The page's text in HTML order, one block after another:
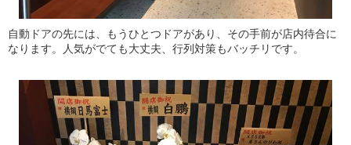
自動ドアの先には、もうひとつドアがあり、その手前が店内待合に
なります。人気がでても大丈夫、行列対策もバッチリです。